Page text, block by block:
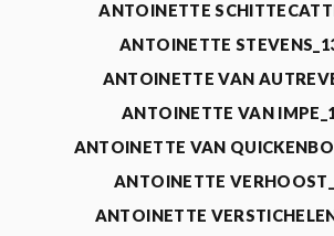
ANTOINETTE
ANTOINETTE
ANTOINETTE VAN
ANTOINETTE VAN
ANTOINETTE VAN
ANTOINETTE
ANTOINETTE